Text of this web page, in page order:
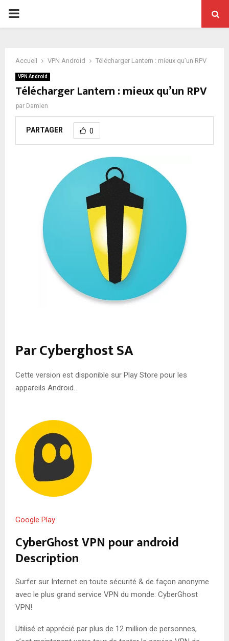
PRIMARY
Accueil VPN Android Télécharger Lantern : mieux qu’un RPV
VPN Android
Télécharger Lantern : mieux qu’un RPV
par Damien
PARTAGER 0
Par Cyberghost SA
Cette version est disponible sur Play Store pour les
appareils Android.
Google Play
CyberGhost VPN pour android
Description
Surfer sur Internet en toute sécurité & de façon anonyme
avec le plus grand service VPN du monde: CyberGhost
VPN!
Utilisé et apprécié par plus de 12 million de personnes,